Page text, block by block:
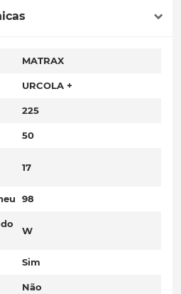
MATRAX
URCOLA +
225
50
17
98
W
Sim
Não